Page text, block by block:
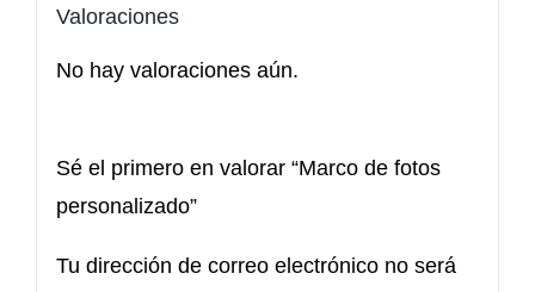
Valoraciones
No hay valoraciones aún.
Sé el primero en valorar “Marco de fotos
personalizado”
Tu dirección de correo electrónico no será